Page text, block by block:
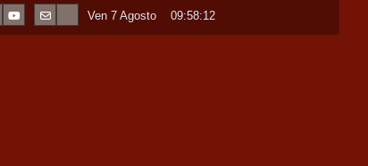
Ven 7 Agosto ----09:58:12